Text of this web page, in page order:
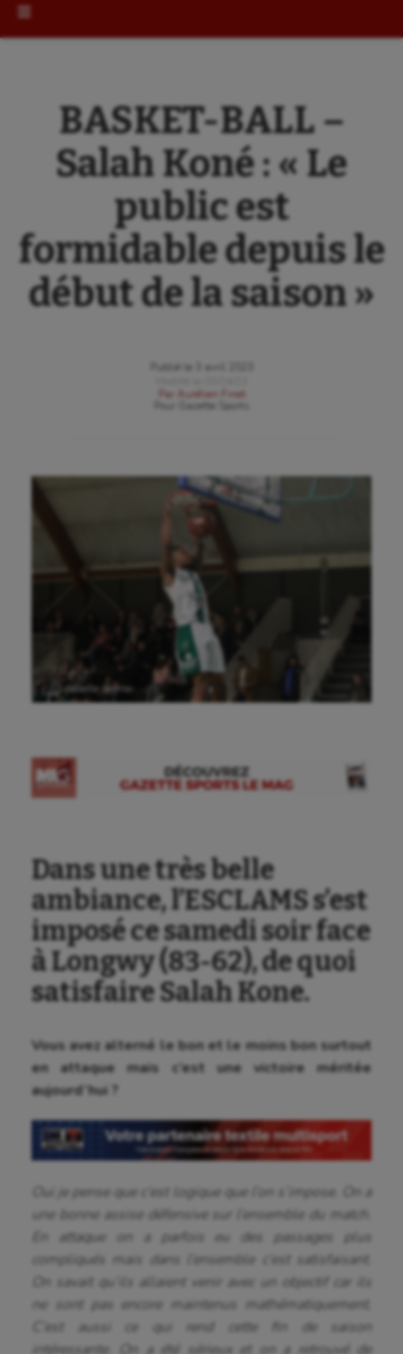
BASKET-BALL –
Salah Koné : « Le
public est
formidable depuis le
début de la saison »
Publié le
3 avril 2023
Par
Aurélien Finet
Gazette Sports
Ⓒ Gazette Sports
Dans une très belle
ambiance, l’ESCLAMS s’est
imposé ce samedi soir face
à Longwy (83-62), de quoi
satisfaire Salah Kone.
Vous avez alterné le bon et le moins bon surtout
en attaque mais c’est une victoire méritée
aujourd’hui ?
Oui je pense que c’est logique que l’on s’impose. On a
une bonne assise défensive sur l’ensemble du match.
En attaque on a parfois eu des passages plus
compliqués mais dans l’ensemble c’est satisfaisant.
On savait qu’ils allaient venir avec un objectif car ils
ne sont pas encore maintenus mathématiquement.
C’est aussi ce qui rend cette fin de saison
intéressante. On a été sérieux et on a retrouvé de